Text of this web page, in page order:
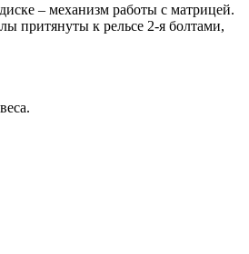
– механизм работы с матрицей.
притянуты к рельсе 2-я болтами,